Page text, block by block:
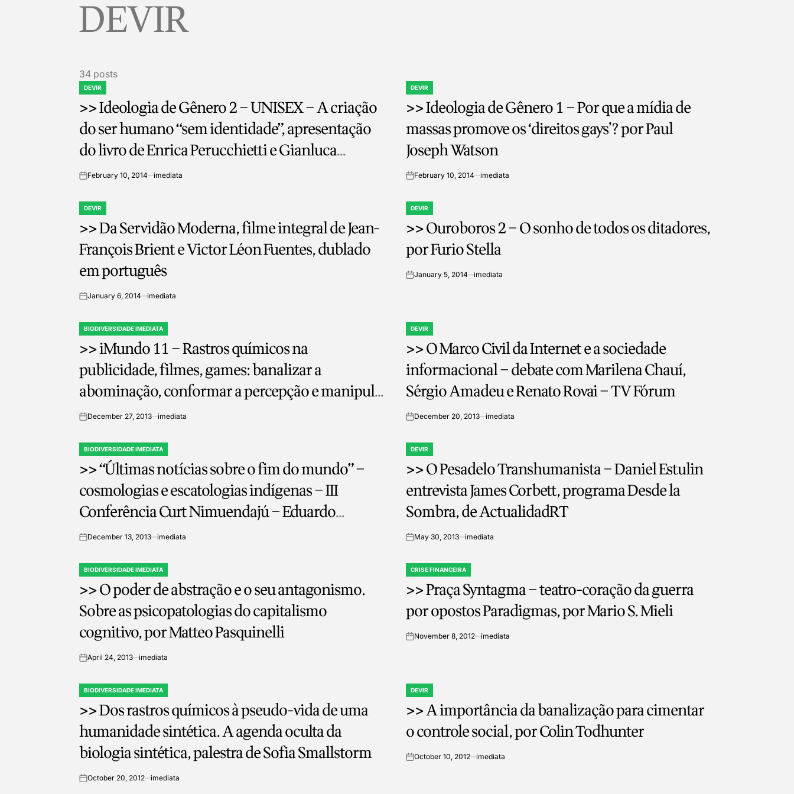
DEVIR
34 posts
POSTED
IN
DEVIR
>> Ideologia de Gênero 2 – UNISEX – A criação
do ser humano “sem identidade”, apresentação
do livro de Enrica Perucchietti e Gianluca
Marletta
onFebruary 10, 2014 imediata
POSTED
IN
DEVIR
>> Ideologia de Gênero 1 – Por que a mídia de
massas promove os ‘direitos gays’? por Paul
Joseph Watson
onFebruary 10, 2014 imediata
POSTED
IN
DEVIR
>> Da Servidão Moderna, filme integral de Jean-
François Brient e Victor Léon Fuentes, dublado
em português
onJanuary 6, 2014 imediata
POSTED
IN
DEVIR
>> Ouroboros 2 – O sonho de todos os ditadores,
por Furio Stella
onJanuary 5, 2014 imediata
POSTED
IN
BIODIVERSIDADE IMEDIATA
>> iMundo 11 – Rastros químicos na
publicidade, filmes, games: banalizar a
abominação, conformar a percepção e manipular
o imaginário. Inclui matéria do jornalista
madrilenha à polícia
onDecember 27, 2013 imediata
POSTED
IN
DEVIR
>> O Marco Civil da Internet e a sociedade
informacional – debate com Marilena Chauí,
Sérgio Amadeu e Renato Rovai – TV Fórum
onDecember 20, 2013 imediata
POSTED
IN
BIODIVERSIDADE IMEDIATA
>> “Últimas notícias sobre o fim do mundo” –
cosmologias e escatologias indígenas – III
Conferência Curt Nimuendajú – Eduardo
Viveiros de Castro
onDecember 13, 2013 imediata
POSTED
IN
DEVIR
>> O Pesadelo Transhumanista – Daniel Estulin
entrevista James Corbett, programa Desde la
Sombra, de ActualidadRT
onMay 30, 2013 imediata
POSTED
IN
BIODIVERSIDADE IMEDIATA
>> O poder de abstração e o seu antagonismo.
Sobre as psicopatologias do capitalismo
cognitivo, por Matteo Pasquinelli
onApril 24, 2013 imediata
POSTED
IN
CRISE FINANCEIRA
>> Praça Syntagma – teatro-coração da guerra
por opostos Paradigmas, por Mario S. Mieli
onNovember 8, 2012 imediata
POSTED
IN
BIODIVERSIDADE IMEDIATA
>> Dos rastros químicos à pseudo-vida de uma
humanidade sintética. A agenda oculta da
biologia sintética, palestra de Sofia Smallstorm
onOctober 20, 2012 imediata
POSTED
IN
DEVIR
>> A importância da banalização para cimentar
o controle social, por Colin Todhunter
onOctober 10, 2012 imediata